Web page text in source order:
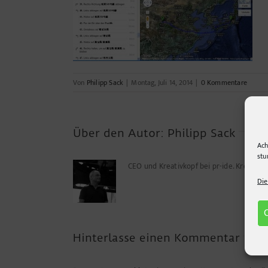
Von Philipp Sack | Montag, Juli 14, 2014 | 0 Kommentare
Über den Autor: Philipp Sack
CEO und Kreativkopf bei pr-ide. Kreuz
Hinterlasse einen Kommentar